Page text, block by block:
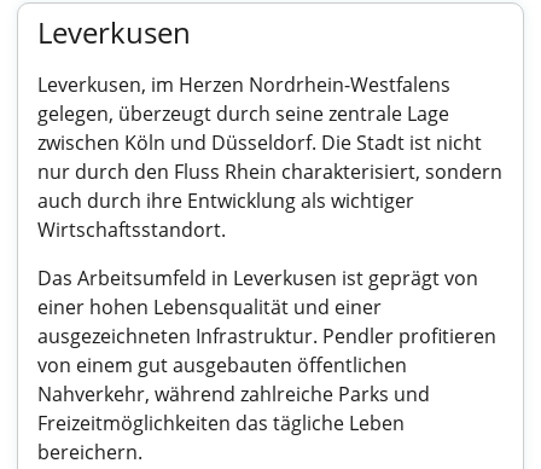
Leverkusen
Leverkusen, im Herzen Nordrhein-Westfalens
gelegen, überzeugt durch seine zentrale Lage
zwischen Köln und Düsseldorf. Die Stadt ist nicht
nur durch den Fluss Rhein charakterisiert, sondern
auch durch ihre Entwicklung als wichtiger
Wirtschaftsstandort.
Das Arbeitsumfeld in Leverkusen ist geprägt von
einer hohen Lebensqualität und einer
ausgezeichneten Infrastruktur. Pendler profitieren
von einem gut ausgebauten öffentlichen
Nahverkehr, während zahlreiche Parks und
Freizeitmöglichkeiten das tägliche Leben
bereichern.